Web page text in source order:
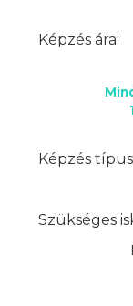
Képzés ára:
Képzés
Szükséges